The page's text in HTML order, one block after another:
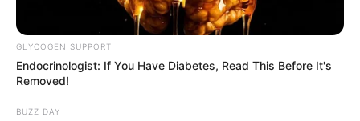
Anti Mainstream, 10 Cara
Membawa Barang Belanjaan
Versi Warga Thailand
GLYCOGEN SUPPORT
Endocrinologist: If You Have Diabetes, Read This Before It's
Removed!
BUZZ DAY